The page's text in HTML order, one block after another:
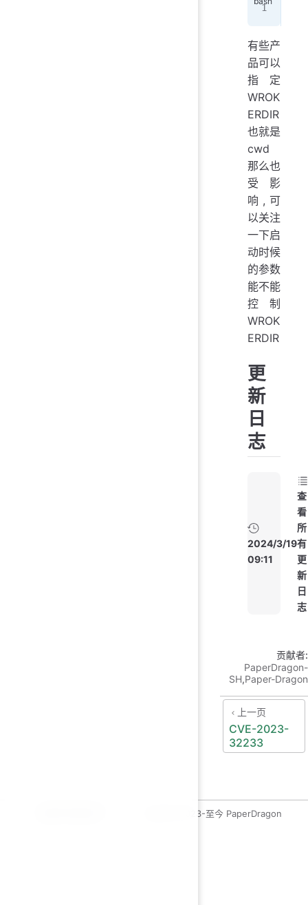
有些产
品可以
指定
WROK
ERDIR
也就是
cwd
那么也
受影
响,可
以关注
一下启
动时候
的参数
能不能
控制
WROK
ERDIR
更
新
日
志
2024/3/19
09:11
查
看
所
有
更
新
日
志
贡献者:
PaperDragon-
SH,Paper-Dragon
上一页
CVE-2023-
32233
copyleft 2023-至今 PaperDragon